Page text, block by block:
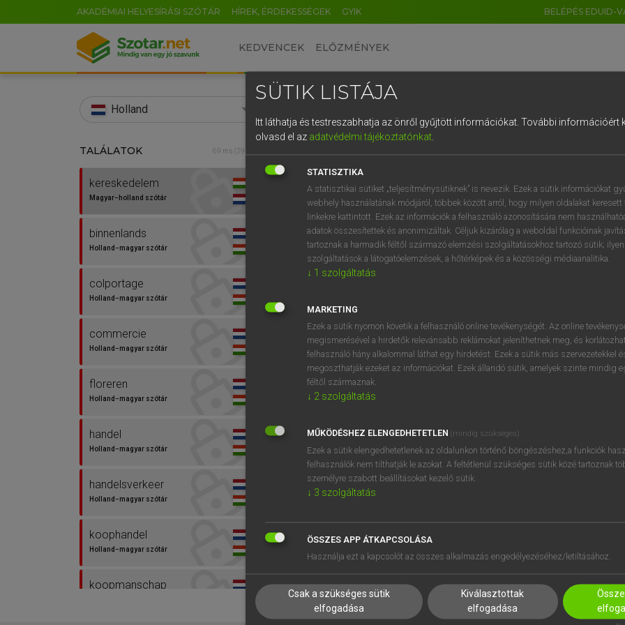
AKADÉMIAI HELYESÍRÁSI SZÓTÁR HÍREK, ÉRDEKESSÉGEK GYIK BELÉPÉS EDUID-
KEDVENCEK ELŐZMÉNYEK
Holland
TALÁLATOK 69 ms (29 db)
kereskedelem
Magyar−holland szótár
binnenlands
Holland−magyar szótár
colportage
Holland−magyar szótár
commercie
Holland−magyar szótár
floreren
Holland−magyar szótár
handel
Holland−magyar szótár
handelsverkeer
Holland−magyar szótár
koophandel
Holland−magyar szótár
koopmanschap
Magyar−holland szótár
VAN ELŐFIZETÉSED?
megtekintéséhez.
BELÉPÉS
próbaverziójának
regisztrálok ésbelépek.
REGISZTRÁCIÓ
SÜTIK LISTÁJA
Itt láthatja és testreszabhatja az önről gyűjtött információkat. További információért
olvasd el az adatvédelmi tájékoztatónkat.
STATISZTIKA
A statisztikai sütiket „teljesítménysütiknek” is nevezik. Ezek a sütik információkat
webhely használatának módjáról, többek között arról, hogy milyen oldalakat keresett
linkekre kattintott. Ezek az információk a felhasználó azonosítására nem
adatok összesítettek és anonimizáltak. Céljuk kizárólag a weboldal funkcióinak
tartoznak a harmadik féltől származó elemzési szolgáltatásokhoz tartozó sütik;
szolgáltatások a látogatóelemzések, a hőtérképek és a közösségi médiaanalitika.
↓ 1 szolgáltatás
MARKETING
Ezek a sütik nyomon követik a felhasználó online tevékenységét. Az online
megismerésével a hirdetők relevánsabb reklámokat jeleníthetnek meg, és
felhasználó hány alkalommal láthat egy hirdetést. Ezek a sütik más szervezetekkel
megoszthatják ezeket az információkat. Ezek állandó sütik, amelyek szinte mindig
féltől származnak.
↓ 2 szolgáltatás
MŰKÖDÉSHEZ ELENGEDHETETLEN (mindig szükséges)
Ezek a sütik elengedhetetlenek az oldalunkon történő böngészéshez,a funkciók
felhasználók nem tilthatják le azokat. A feltétlenül szükséges sütik közé tartoznak
személyre szabott beállításokat kezelő sütik.
↓ 3 szolgáltatás
ÖSSZES APP ÁTKAPCSOLÁSA
Használja ezt a kapcsolót az összes alkalmazás engedélyezéséhez/letiltásához.
Csak a szükséges sütik
elfogadása
Kiválasztottak
elfogadása
EN HU DE CN FR ES IT NL
0 1 2 3 4 5 6 7 8 9
q w e r t z u i
a s d f g h j k l é
í y x c v b n m , .